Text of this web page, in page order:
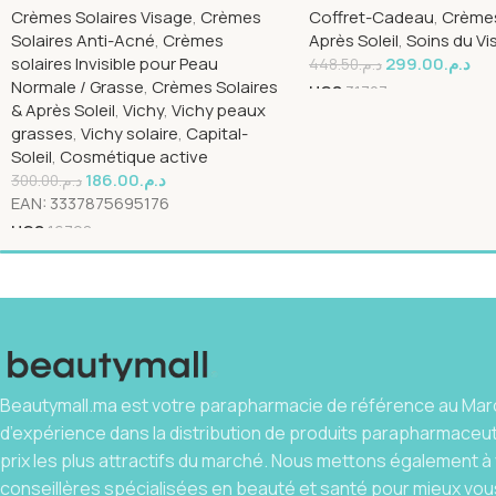
Mixte Acnéique | 50ml
Crèmes Solaires Visage, Crèmes
Solaires Anti-Acné, Crèmes
solaires Invisible pour Peau
Normale / Grasse, Crèmes Solaires
& Après Soleil, Vichy, Vichy peaux
grasses, Vichy solaire, Capital-
Soleil, Cosmétique active
د.م.300.00 د.م.186.00
EAN: 3337875695176
UGS 16798
Teinte 50ml Pack
Coffret-Cadeau,
Après Soleil, Soins du
د.م.448.50 د.م.299.00
UGS 31707
Beautymall.ma est votre parapharmacie de référence au
d’expérience dans la distribution de produits
prix les plus attractifs du marché. Nous mettons également
conseillères spécialisées en beauté et santé pour mieux